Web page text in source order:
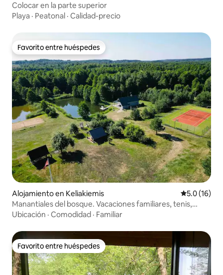
Colocar en la parte superior
Playa · Peatonal · Calidad-precio
Favorito entre huéspedes
Favorito entre huéspedes
Alojamiento en Keliakiemis Calificación
5.0 (16)
Manantiales del bosque. Vacaciones familiares, tenis,
playa y sauna.
Ubicación · Comodidad · Familiar
Favorito entre huéspedes
Favorito entre huéspedes